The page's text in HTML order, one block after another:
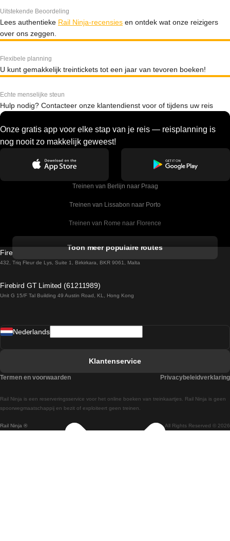
Uitstekende Beoordeling
Lees authentieke Rail Ninja-recensies en ontdek wat onze reizigers
over ons zeggen.
Flexibele planning
U kunt gemakkelijk treintickets tot een jaar van tevoren boeken!
Echte menselijke steun
Hulp nodig? Contacteer onze klantendienst voor of tijdens uw reis
Onze gratis app voor elke stap van je reis — reisplanning is
nog nooit zo makkelijk geweest!
Treinen van Berlijn naar Praag
Treinen van Lissabon naar Porto
Treinen van Rome naar Florence
Treinen van Sevilla naar Barcelona
Treinen van Praag naar Wenen
Treinen van Wenen naar Salzburg
Treinen van Wenen naar Praag
Toon meer populaire routes
Firebird GT Limited (OC 1451)
432, Triq Fleur de Lys, Suite 1, Birkirkara, BKR 9061, Malta
Firebird GT Limited (61211989)
Unit G 15/F Tal Building 49 Austin Road, KL, Hong Kong
Rail Ninja ® All Rights Reserved © 2026
Rail Ninja is een reserveringsservice voor het online boeken van treinkaartjes. Rail Ninja is geen
spoorwegmaatschappij en bezit of exploiteert geen treinen.
Nederlands
Klantenservice
Termen en voorwaarden Privacybeleidverklaring